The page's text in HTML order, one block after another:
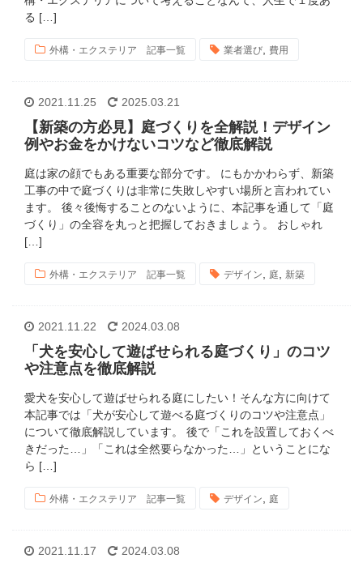
る […]
外構・エクステリア 記事一覧 業者選び 費用
2021.11.25 2025.03.21
【新築の方必見】庭づくりを全解説！デザイン
例やお金をかけないコツなど徹底解説
庭は家の顔でもある重要な部分です。 にもかかわらず、新築
工事の中で庭づくりは非常に失敗しやすい場所と言われてい
ます。 後々後悔することのないように、本記事を通して「庭
づくり」の全容を丸っと把握しておきましょう。 おしゃれ
[…]
外構・エクステリア 記事一覧 デザイン 庭 新築
2021.11.22 2024.03.08
「犬を安心して遊ばせられる庭づくり」のコツ
や注意点を徹底解説
愛犬を安心して遊ばせられる庭にしたい！そんな方に向けて
本記事では「犬が安心して遊べる庭づくりのコツや注意点」
について徹底解説しています。 後で「これを設置しておくべ
きだった…」「これは全然要らなかった…」ということにな
ら […]
外構・エクステリア 記事一覧 デザイン 庭
2021.11.17 2024.03.08